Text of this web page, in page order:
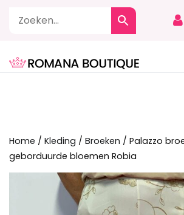
Home / Kleding / Broeken / Palazzo
geborduurde bloemen Robia